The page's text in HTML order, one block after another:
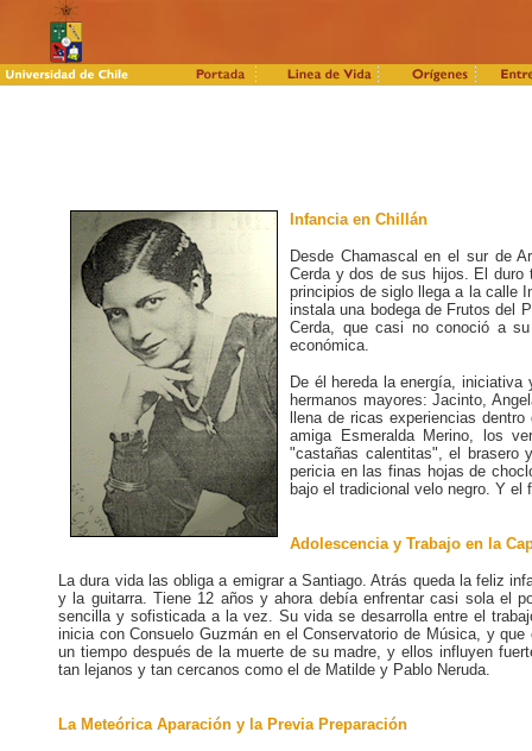
Infancia en Chillán
Desde Chamascal en el sur de
Cerda y dos de sus hijos. El duro
principios de siglo llega a la calle
instala una bodega de Frutos del
Cerda, que casi no conoció a
económica.
De él hereda la energía,
hermanos mayores: Jacinto,
llena de ricas experiencias
amiga Esmeralda Merino, los
"castañas calentitas", el brasero
pericia en las finas hojas de
bajo el tradicional velo negro. Y
Adolescencia y Trabajo en la
La dura vida las obliga a emigrar a Santiago. Atrás queda la feliz
y la guitarra. Tiene 12 años y ahora debía enfrentar casi sola el
sencilla y sofisticada a la vez. Su vida se desarrolla entre el
inicia con Consuelo Guzmán en el Conservatorio de Música, y
un tiempo después de la muerte de su madre, y ellos influyen
tan lejanos y tan cercanos como el de Matilde y Pablo Neruda.
La Meteórica Aparación y la Previa Preparación